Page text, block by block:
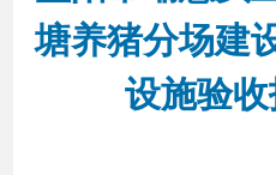
政务服务
塘养猪分场建
设施验